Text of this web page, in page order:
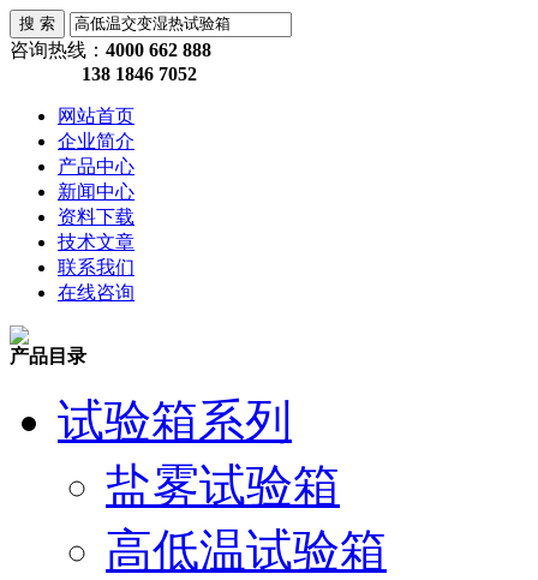
咨询热线： 4000 662 888
138 1846 7052
网站首页
企业简介
产品中心
新闻中心
资料下载
技术文章
联系我们
在线咨询
产品目录
试验箱系列
盐雾试验箱
高低温试验箱